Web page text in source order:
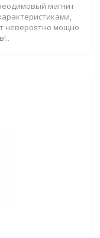
магнит
невероятно мощно